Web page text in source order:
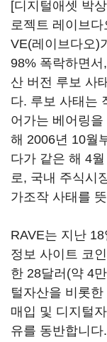
[디지털애셋 박
로젝트 레이브
VE(레이브다오)
98% 폭락하면서
산 버전 루보 사
다. 루보 사태는
어가는 베어링
해 2006년 10월
다가 같은 해 4
로, 국내 주식시
가조작 사태를
RAVE는 지난
정보 사이트 코
한 28달러(약 4
털자산을 비롯
매입 및 디지털
유를 동반합니다